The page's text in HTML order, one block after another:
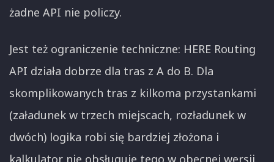
żadne API nie policzy.
Jest też ograniczenie techniczne: HERE Routing
API działa dobrze dla tras z A do B. Dla
skomplikowanych tras z kilkoma przystankami
(załadunek w trzech miejscach, rozładunek w
dwóch) logika robi się bardziej złożona i
kalkulator nie obsługuje tego w obecnej wersji.